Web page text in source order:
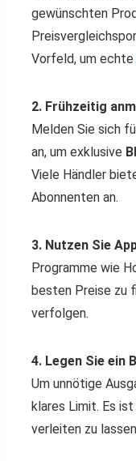
gewünschten
Vorfeld, um echte
2. Frühzeitig
Melden Sie sich
an, um exklusive
Viele Händler
Abonnenten an.
3. Nutzen Sie
Programme wie
besten Preise zu
verfolgen.
4. Legen Sie ein
Um unnötige
klares Limit. Es
verleiten zu